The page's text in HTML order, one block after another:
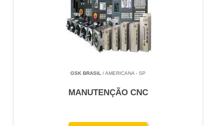
GSK BRASIL / AMERICANA - SP
MANUTENÇÃO CNC